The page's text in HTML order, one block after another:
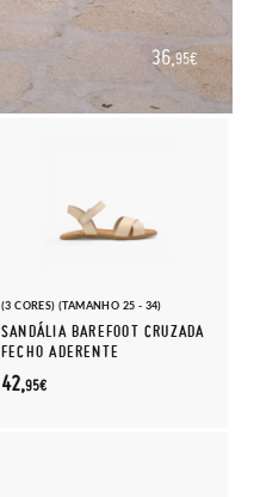
36,95€
(3 CORES) (TAMANHO 25 - 34)
SANDÁLIA BAREFOOT CRUZADA
FECHO ADERENTE
42,95€